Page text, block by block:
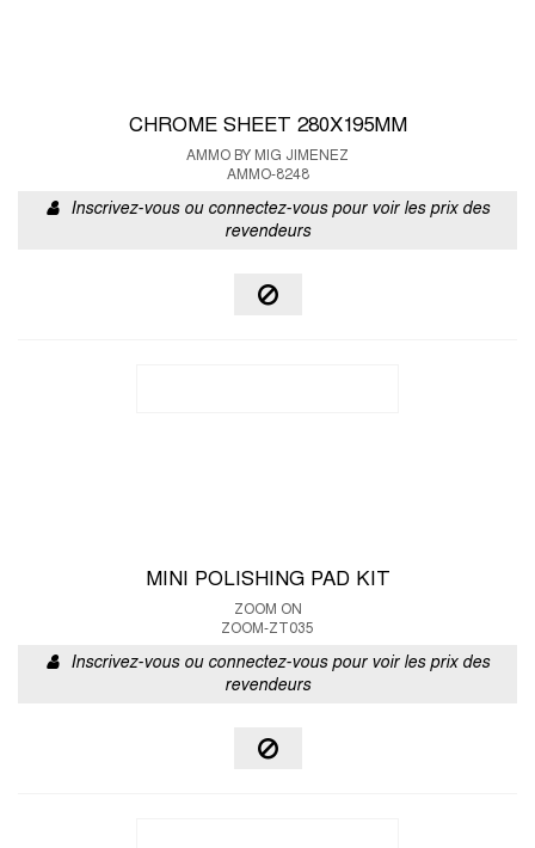
CHROME SHEET 280X195MM
AMMO BY MIG JIMENEZ
AMMO-8248
Inscrivez-vous ou connectez-vous pour voir les prix des
revendeurs
MINI POLISHING PAD KIT
ZOOM ON
ZOOM-ZT035
Inscrivez-vous ou connectez-vous pour voir les prix des
revendeurs